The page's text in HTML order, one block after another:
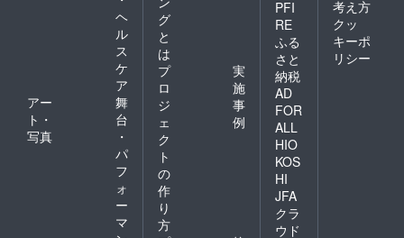
ヘ
ル
ス
ケ
ア
アー
ト・
写真
舞
台
・
パ
フ
ォ
ー
マ
グ
と
は
プ
ロ
ジ
ェ
ク
ト
の
作
り
方
実
施
事
例
PFI
RE
ふる
さと
納税
AD
FOR
ALL
HIO
KOS
HI
JFA
クラ
ウド
考え方
クッ
キーポ
リシー